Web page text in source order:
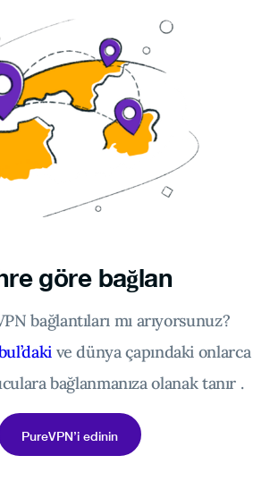
göre bağlan
bağlantıları mı arıyorsunuz?
ve dünya çapındaki onlarca
bağlanmanıza olanak tanır .
PureVPN’i edinin